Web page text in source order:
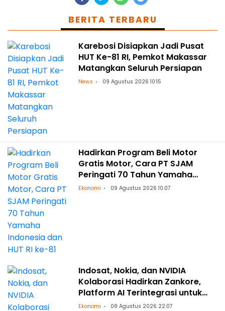
BERITA TERBARU
Karebosi Disiapkan Jadi Pusat
HUT Ke-81 RI, Pemkot Makassar
Matangkan Seluruh Persiapan
News 09 Agustus 2026 10:15
Hadirkan Program Beli Motor
Gratis Motor, Cara PT SJAM
Peringati 70 Tahun Yamaha
Indonesia dan HUT RI ke-81
Ekonomi 09 Agustus 2026 10:07
Indosat, Nokia, dan NVIDIA
Kolaborasi Hadirkan Zankore,
Platform AI Terintegrasi untuk
Asia-Pasifik
Ekonomi 08 Agustus 2026 22:07